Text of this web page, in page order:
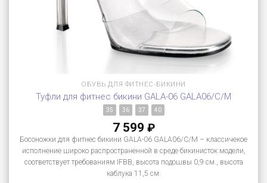
ОБУВЬ ДЛЯ ФИТНЕС-БИКИНИ
Туфли для фитнес бикини GALA-06 GALA06/C/M
35 36 37 40
7 599 ₽
Босоножки для фитнес бикини GALA-06 GALA06/C/M – классичекое
исполнение широко распространенной в среде бикинисток модели,
соответствует требованиям IFBB, высота подошвы 0,9 см., высота
каблука 11,5 см.